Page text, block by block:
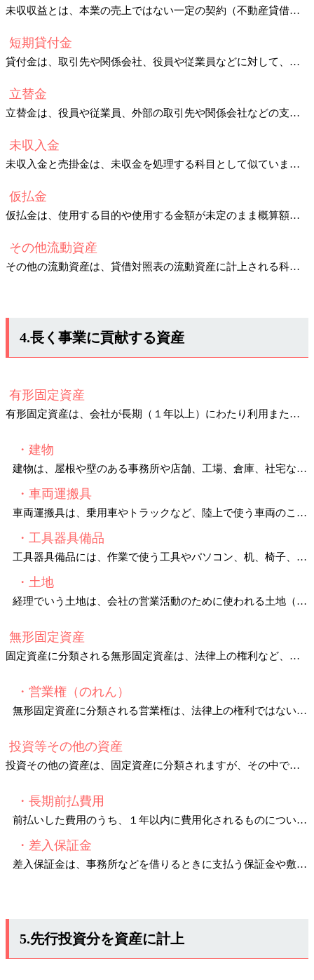
未収収益とは、本業の売上ではない一定の契約（不動産貸借契約や金銭消費貸借契約など）にもとづいて、
短期貸付金
貸付金は、取引先や関係会社、役員や従業員などに対して、金銭消費貸借契約によりお金を貸し付けたときに生じる債権です。
立替金
立替金は、役員や従業員、外部の取引先や関係会社などの支払いを会社が一時的に立て替えて払った金額を処理するときに使われます。
未収入金
未収入金と売掛金は、未収金を処理する科目として似ていますが、違いがあります。
仮払金
仮払金は、使用する目的や使用する金額が未定のまま概算額を出金したときに、使います。
その他流動資産
その他の流動資産は、貸借対照表の流動資産に計上される科目のうち、当座資産や棚卸資産でもないものをまとめて表示するときに使用されます。
4.長く事業に貢献する資産
有形固定資産
有形固定資産は、会社が長期（１年以上）にわたり利用または保有する、実体があって目に見える資産です。
・建物
建物は、屋根や壁のある事務所や店舗、工場、倉庫、社宅など、事業に使用されるもので、土地の上に建設された工作物です。
・車両運搬具
車両運搬具は、乗用車やトラックなど、陸上で使う車両のことをいいます。
・工具器具備品
工具器具備品には、作業で使う工具やパソコン、机、椅子、キャビネット、などが含まれます。
・土地
経理でいう土地は、会社の営業活動のために使われる土地（敷地）のことをいい、減価償却のされない非減価償却資産に分類されます。
無形固定資産
固定資産に分類される無形固定資産は、法律上の権利など、物理的な実体や具体的な形のないもののことをいいます。
・営業権（のれん）
無形固定資産に分類される営業権は、法律上の権利ではないのですが、その企業の得意先や仕入先、営業上の信用、組織などから他の企業より
投資等その他の資産
投資その他の資産は、固定資産に分類されますが、その中でも有形固定資産と無形固定資産以外のものをいいます。
・長期前払費用
前払いした費用のうち、１年以内に費用化されるものについては、流動資産の前払費用に計上されます。
・差入保証金
差入保証金は、事務所などを借りるときに支払う保証金や敷金を処理する科目です。
5.先行投資分を資産に計上